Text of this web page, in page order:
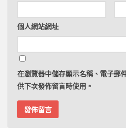
個人網站網址
在瀏覽器中儲存顯示名稱、電子郵
供下次發佈留言時使用。